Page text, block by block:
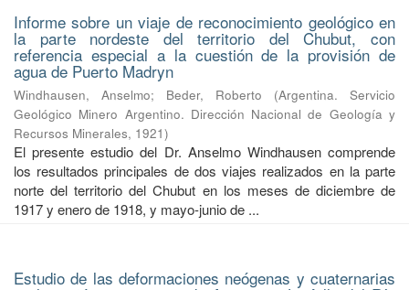
Informe sobre un viaje de reconocimiento geológico en
la parte nordeste del territorio del Chubut, con
referencia especial a la cuestión de la provisión de
agua de Puerto Madryn
Windhausen, Anselmo; Beder, Roberto (Argentina. Servicio
Geológico Minero Argentino. Dirección Nacional de Geología y
Recursos Minerales, 1921)
El presente estudio del Dr. Anselmo Windhausen comprende
los resultados principales de dos viajes realizados en la parte
norte del territorio del Chubut en los meses de diciembre de
1917 y enero de 1918, y mayo-junio de ...
Estudio de las deformaciones neógenas y cuaternarias